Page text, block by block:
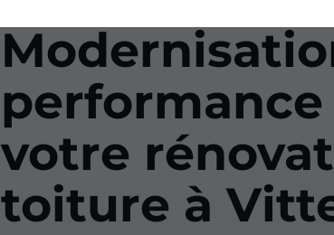
votre
toiture à